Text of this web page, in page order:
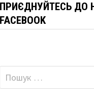
ПРИЄДНУЙТЕСЬ ДО
FACEBOOK
Пошук: